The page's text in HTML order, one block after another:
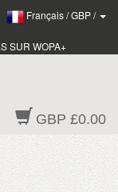
Français/GBP/
SUR WOPA+
GBP £0.00